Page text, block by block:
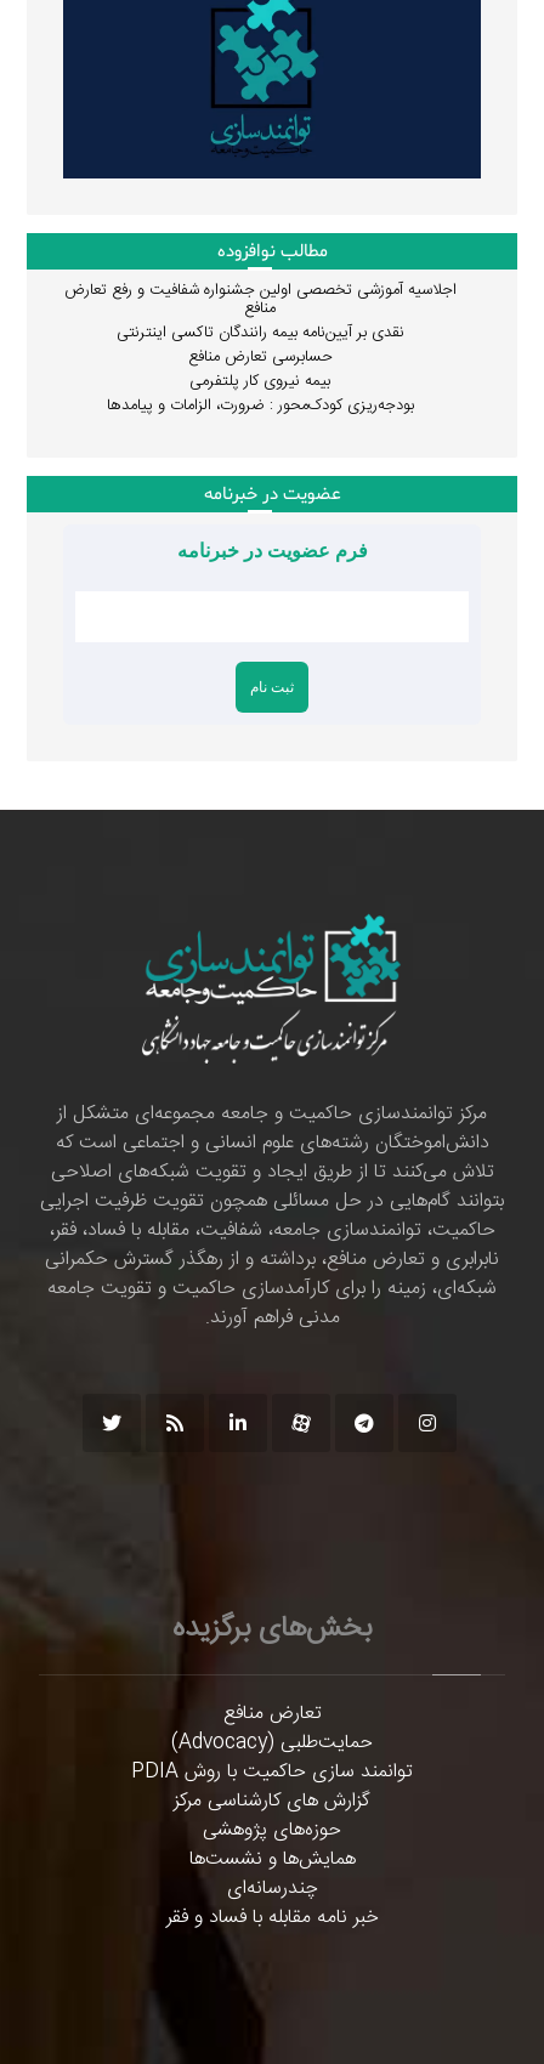
مطالب نوافزوده
اجلاسیه آموزشی تخصصی اولین جشنواره شفافیت و رفع تعارض
منافع
نقدی بر آیین‌نامه بیمه رانندگان تاکسی اینترنتی
حسابرسی تعارض منافع
بیمه نیروی کار پلتفرمی
بودجه‌ریزی کودک‌محور : ضرورت، الزامات و پیامدها
عضویت در خبرنامه
فرم عضویت در خبرنامه
مرکز توانمندسازی حاکمیت و جامعه مجموعه‌ای متشکل از
دانش‌اموختگان رشته‌های علوم انسانی و اجتماعی است که
تلاش می‌کنند تا از طریق ایجاد و تقویت شبکه‌های اصلاحی
بتوانند گام‌هایی در حل مسائلی همچون تقویت ظرفیت اجرایی
حاکمیت، توانمندسازی جامعه، شفافیت، مقابله با فساد، فقر،
نابرابری و تعارض منافع، برداشته و از رهگذر گسترش حکمرانی
شبکه‌ای، زمینه را برای کارآمدسازی حاکمیت و تقویت جامعه
مدنی فراهم آورند.
بخش‌های برگزیده
تعارض منافع
حمایت‌طلبی (Advocacy)
توانمند سازی حاکمیت با روش PDIA
گزارش های کارشناسی مرکز
حوزه‌های پژوهشی
همایش‌ها و نشست‌ها
چندرسانه‌ای
خبر نامه مقابله با فساد و فقر